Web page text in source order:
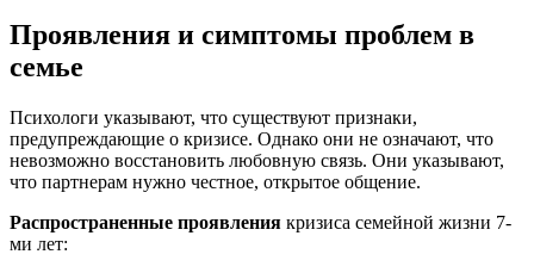
Проявления и симптомы проблем в
семье
Психологи указывают, что существуют признаки,
предупреждающие о кризисе. Однако они не означают, что
невозможно восстановить любовную связь. Они указывают,
что партнерам нужно честное, открытое общение.
Распространенные проявления кризиса семейной жизни 7-
ми лет: